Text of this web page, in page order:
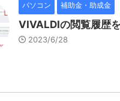
パソコン 補助金・助成金
VIVALDIの閲覧履歴
2023/6/28